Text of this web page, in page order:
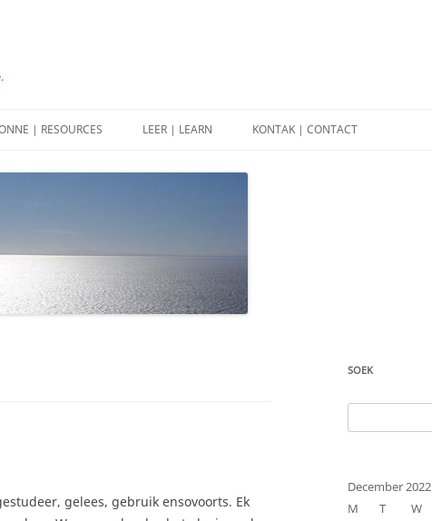
| RESOURCES LEER | LEARN KONTAK | CONTACT
gelees, gebruik ensovoorts. Ek
SOEK
for:
December 2022
M
T W